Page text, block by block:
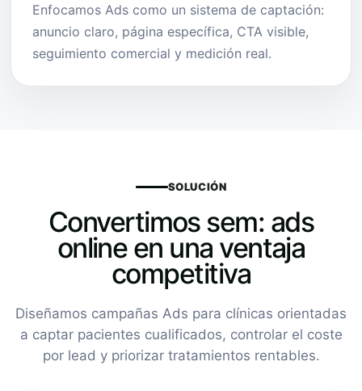
Enfocamos Ads como un sistema de captación:
anuncio claro, página específica, CTA visible,
seguimiento comercial y medición real.
SOLUCIÓN
Convertimos sem: ads
online en una ventaja
competitiva
Diseñamos campañas Ads para clínicas orientadas
a captar pacientes cualificados, controlar el coste
por lead y priorizar tratamientos rentables.